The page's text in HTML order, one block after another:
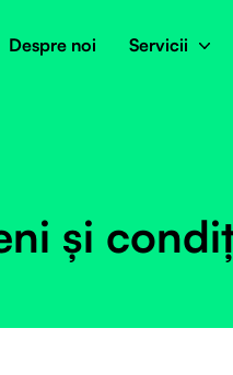
Despre noi Servicii
și